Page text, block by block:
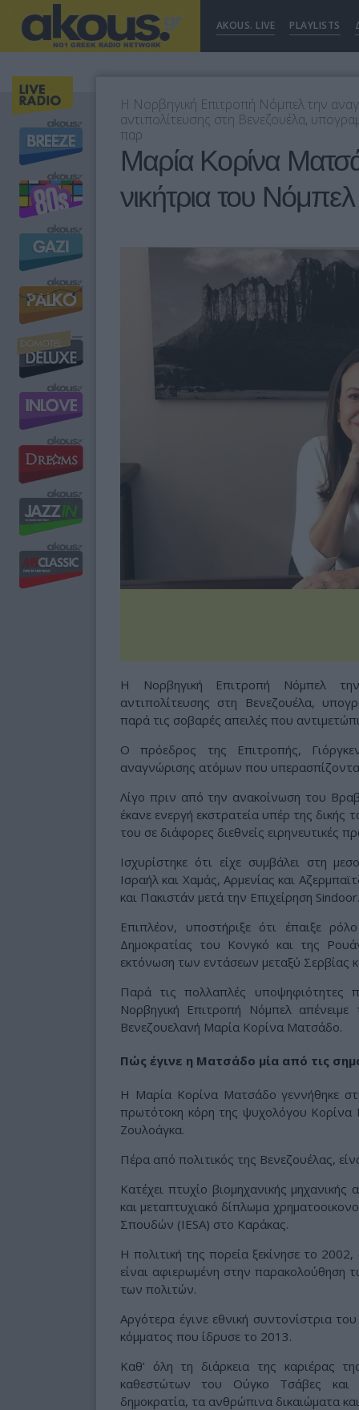
AKOUS. LIVE PLAYLISTS
Η Νορβηγική Επιτροπή Νόμπελ την
αντιπολίτευσης στη Βενεζουέλα,
παρ
Μαρία Κορίνα
νικήτρια του
Η Νορβηγική Επιτροπή Νόμπελ
αντιπολίτευσης στη Βενεζουέλα,
παρά τις σοβαρές απειλές που
Ο πρόεδρος της Επιτροπής,
αναγνώρισης ατόμων που
Λίγο πριν από την ανακοίνωση του
έκανε ενεργή εκστρατεία υπέρ της
του σε διάφορες διεθνείς ειρηνευτικές
Ισχυρίστηκε ότι είχε συμβάλει στη
Ισραήλ και Χαμάς, Αρμενίας και
και Πακιστάν μετά την Επιχείρηση Sindoor.
Επιπλέον, υποστήριξε ότι έπαιξε
Δημοκρατίας του Κονγκό και της
εκτόνωση των εντάσεων μεταξύ Σερβίας
Παρά τις πολλαπλές υποψηφιότητες
Νορβηγική Επιτροπή Νόμπελ
Βενεζουελανή Μαρία Κορίνα Ματσάδο.
Πώς έγινε η Ματσάδο μία από τις
Η Μαρία Κορίνα Ματσάδο γεννήθηκε
πρωτότοκη κόρη της ψυχολόγου Κορίνα
Ζουλοάγκα.
Πέρα από πολιτικός της Βενεζουέλας,
Κατέχει πτυχίο βιομηχανικής
και μεταπτυχιακό δίπλωμα
Σπουδών (IESA) στο Καράκας.
Η πολιτική της πορεία ξεκίνησε το
είναι αφιερωμένη στην παρακολούθηση
των πολιτών.
Αργότερα έγινε εθνική συντονίστρια
κόμματος που ίδρυσε το 2013.
Καθ’ όλη τη διάρκεια της καριέρας
καθεστώτων του Ούγκο Τσάβες και
δημοκρατία, τα ανθρώπινα δικαιώματα